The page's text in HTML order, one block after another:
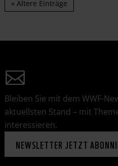
« Ältere Einträge
Bleiben Sie mit dem WWF-
aktuellsten Stand – mit
interessieren.
NEWSLETTER JETZT